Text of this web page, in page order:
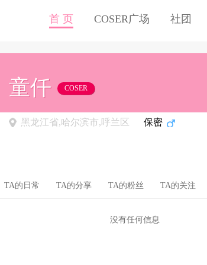
首 页 COSER广场 社团
童仟 COSER
黑龙江省,哈尔滨市,呼兰区 保密
TA的日常 TA的分享 TA的粉丝 TA的关注
没有任何信息